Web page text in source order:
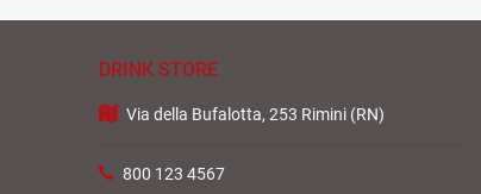
DRINK STORE
Via della Bufalotta, 253 Rimini (RN)
800 123 4567